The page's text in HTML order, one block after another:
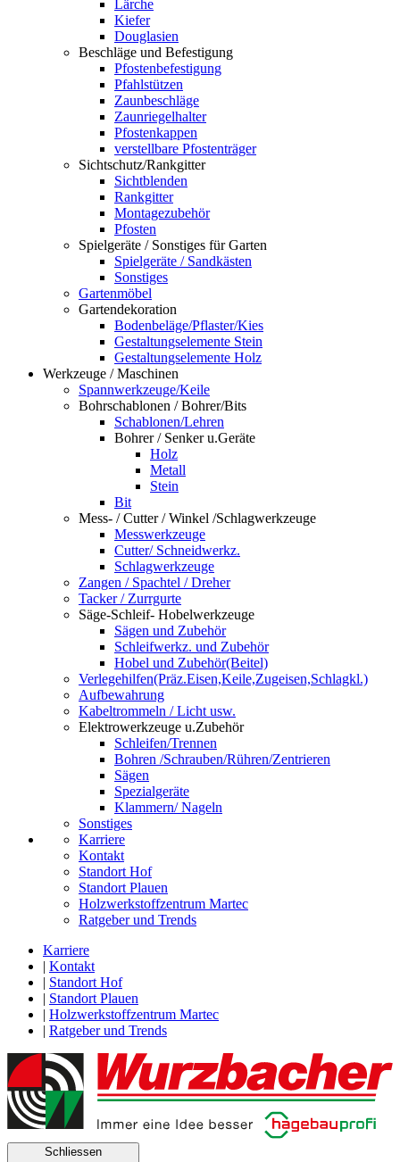
Lärche
Kiefer
Douglasien
Beschläge und Befestigung
Pfostenbefestigung
Pfahlstützen
Zaunbeschläge
Zaunriegelhalter
Pfostenkappen
verstellbare Pfostenträger
Sichtschutz/Rankgitter
Sichtblenden
Rankgitter
Montagezubehör
Pfosten
Spielgeräte / Sonstiges für Garten
Spielgeräte / Sandkästen
Sonstiges
Gartenmöbel
Gartendekoration
Bodenbeläge/Pflaster/Kies
Gestaltungselemente Stein
Gestaltungselemente Holz
Werkzeuge / Maschinen
Spannwerkzeuge/Keile
Bohrschablonen / Bohrer/Bits
Schablonen/Lehren
Bohrer / Senker u.Geräte
Holz
Metall
Stein
Bit
Mess- / Cutter / Winkel /Schlagwerkzeuge
Messwerkzeuge
Cutter/ Schneidwerkz.
Schlagwerkzeuge
Zangen / Spachtel / Dreher
Tacker / Zurrgurte
Säge-Schleif- Hobelwerkzeuge
Sägen und Zubehör
Schleifwerkz. und Zubehör
Hobel und Zubehör(Beitel)
Verlegehilfen(Präz.Eisen,Keile,Zugeisen,Schlagkl.)
Aufbewahrung
Kabeltrommeln / Licht usw.
Elektrowerkzeuge u.Zubehör
Schleifen/Trennen
Bohren /Schrauben/Rühren/Zentrieren
Sägen
Spezialgeräte
Klammern/ Nageln
Sonstiges
Karriere
Kontakt
Standort Hof
Standort Plauen
Holzwerkstoffzentrum Martec
Ratgeber und Trends
Karriere
| Kontakt
| Standort Hof
| Standort Plauen
| Holzwerkstoffzentrum Martec
| Ratgeber und Trends
Schliessen